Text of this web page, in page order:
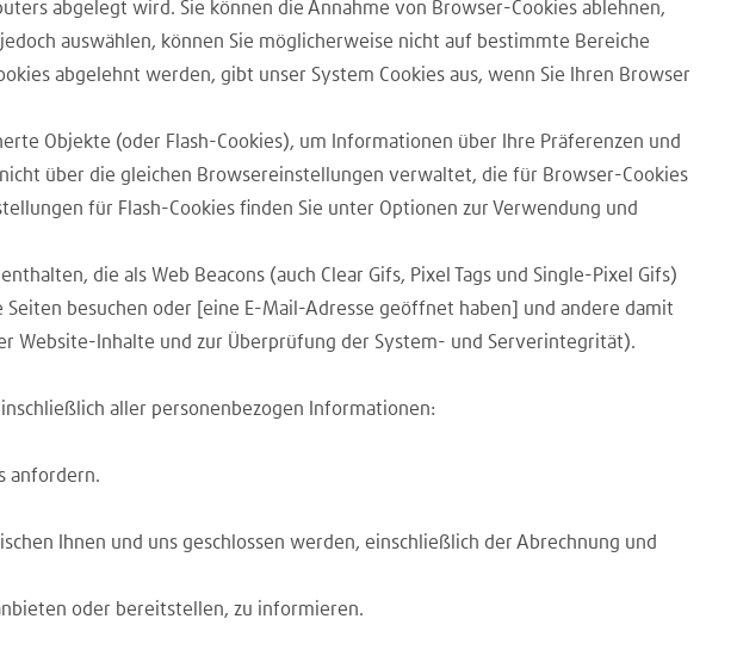
abgelegt wird. Sie können die Annahme von Browser-Cookies ablehnen,
auswählen, können Sie möglicherweise nicht auf bestimmte Bereiche
abgelehnt werden, gibt unser System Cookies aus, wenn Sie Ihren Browser
Objekte (oder Flash-Cookies), um Informationen über Ihre Präferenzen und
über die gleichen Browsereinstellungen verwaltet, die für Browser-Cookies
für Flash-Cookies finden Sie unter Optionen zur Verwendung und
die als Web Beacons (auch Clear Gifs, Pixel Tags und Single-Pixel Gifs)
besuchen oder [eine E-Mail-Adresse geöffnet haben] und andere damit
Website-Inhalte und zur Überprüfung der System- und Serverintegrität).
aller personenbezogen Informationen:
anfordern.
Ihnen und uns geschlossen werden, einschließlich der Abrechnung und
oder bereitstellen, zu informieren.